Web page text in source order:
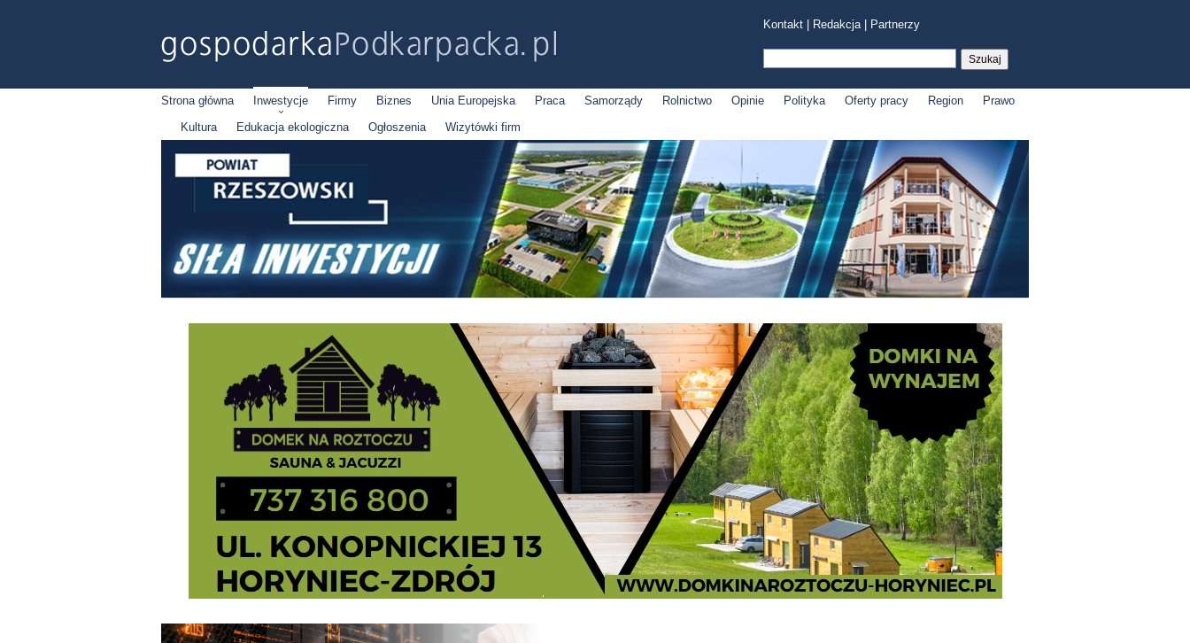
Kontakt Redakcja| Partnerzy
Strona główna Inwestycje Firmy Biznes Unia Europejska Praca Samorządy Rolnictwo Opinie Polityka Oferty pracy Region
Prawo
Kultura
Edukacja ekologiczna Ogłoszenia Wizytówki firm